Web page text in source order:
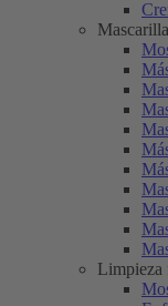
Limpieza